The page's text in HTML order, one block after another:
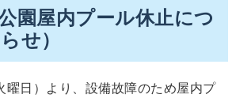
園屋内プール休止につ
せ）
曜日）より、設備故障のため屋内プ